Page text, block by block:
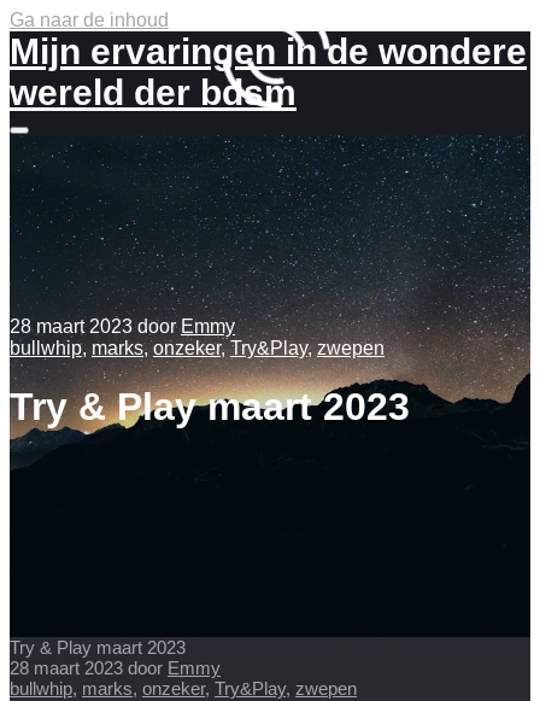
Ga naar de inhoud
Mijn ervaringen in de wondere
wereld der bdsm
Meer
info
28 maart 2023door Emmy
bullwhip, marks,onzeker,Try&Play,zwepen
Try & Play maart 2023
Try & Play maart 2023
28 maart 2023 door Emmy
bullwhip, marks, onzeker, Try&Play, zwepen